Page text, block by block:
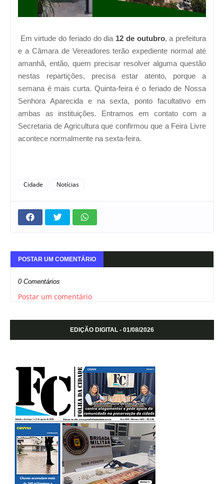
Em virtude do feriado do dia 12 de outubro, a prefeitura
e a Câmara de Vereadores terão expediente normal até
amanhã, então, quem precisar resolver alguma questão
nestas repartições, precisa estar atento, porque a
semana é mais curta. Quinta-feira é o feriado de Nossa
Senhora Aparecida e na sexta, ponto facultativo em
ambas as instituições. Entramos em contato com a
Secretaria de Agricultura que confirmou que a Feira Livre
acontece normalmente na sexta-feira.
Cidade Notícias
POSTAR UM COMENTÁRIO
0 Comentários
Postar um comentário
EDIÇÃO DIGITAL - 01/08/2026